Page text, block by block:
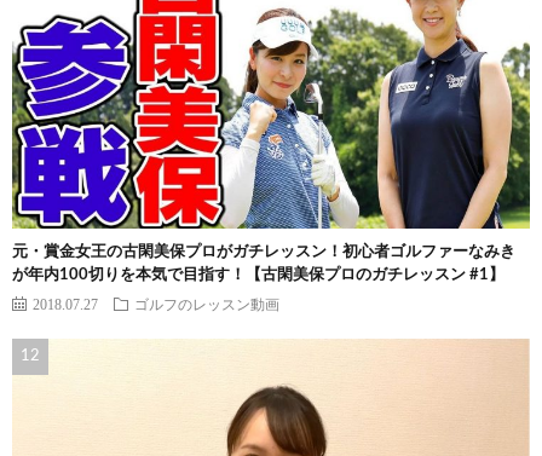
元・賞金女王の古閑美保プロがガチレッスン！初心者ゴルファーなみき
が年内100切りを本気で目指す！【古閑美保プロのガチレッスン #1】
2018.07.27 ゴルフのレッスン動画